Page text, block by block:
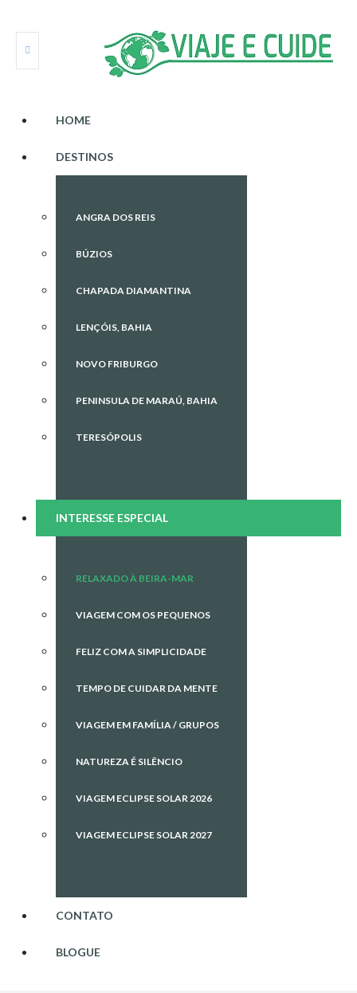
HOME
DESTINOS
ANGRA DOS REIS
BÚZIOS
CHAPADA DIAMANTINA
LENÇÓIS, BAHIA
NOVO FRIBURGO
PENINSULA DE MARAÚ, BAHIA
TERESÓPOLIS
INTERESSE ESPECIAL
RELAXADO À BEIRA-MAR
VIAGEM COM OS PEQUENOS
FELIZ COM A SIMPLICIDADE
TEMPO DE CUIDAR DA MENTE
VIAGEM EM FAMÍLIA / GRUPOS
NATUREZA É SILÊNCIO
VIAGEM ECLIPSE SOLAR 2026
VIAGEM ECLIPSE SOLAR 2027
CONTATO
BLOGUE